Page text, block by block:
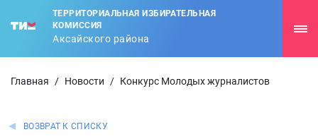
ТЕРРИТОРИАЛЬНАЯ ИЗБИРАТЕЛЬНАЯ
КОМИССИЯ
Аксайского района
Главная / Новости / Конкурс Молодых журналистов
ВОЗВРАТ К СПИСКУ